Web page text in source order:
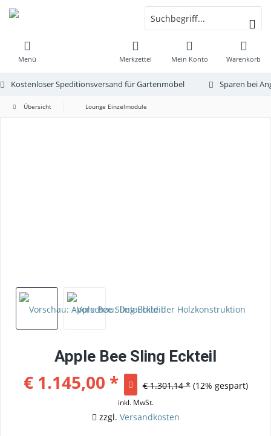
Menü Warenkorb
Merkzettel Mein Konto
Kostenloser Speditionsversand für Gartenmöbel Sparen bei
Übersicht Lounge Einzelmodule
Apple Bee Sling Eckteil
€ 1.145,00 * € 1.301,14 * (12% gespart)
inkl. MwSt.
zzgl. Versandkosten